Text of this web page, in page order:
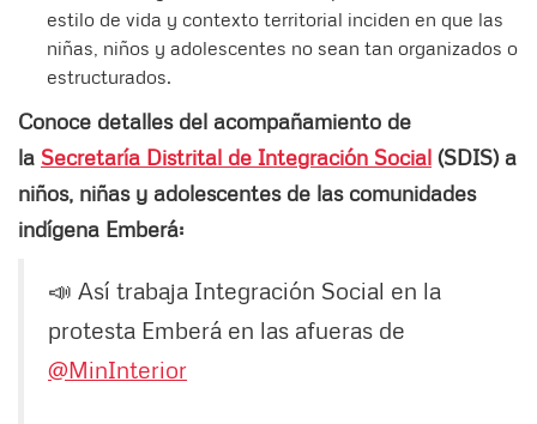
estilo de vida y contexto territorial inciden en que las
niñas, niños y adolescentes no sean tan organizados o
estructurados.
Conoce detalles del acompañamiento de
la Secretaría Distrital de Integración Social (SDIS) a
niños, niñas y adolescentes de las comunidades
indígena Emberá:
📣 Así trabaja Integración Social en la
protesta Emberá en las afueras de
@MinInterior